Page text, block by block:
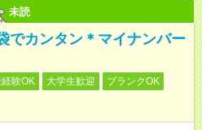
未読
でカンタン＊マイナンバー
験OK 大学生歓迎
ブランクOK